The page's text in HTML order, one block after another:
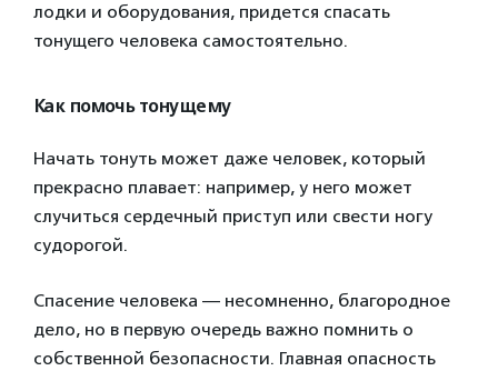
лодки и оборудования, придется спасать
тонущего человека самостоятельно.
Как помочь тонущему
Начать тонуть может даже человек, который
прекрасно плавает: например, у него может
случиться сердечный приступ или свести ногу
судорогой.
Спасение человека — несомненно, благородное
дело, но в первую очередь важно помнить о
собственной безопасности. Главная опасность